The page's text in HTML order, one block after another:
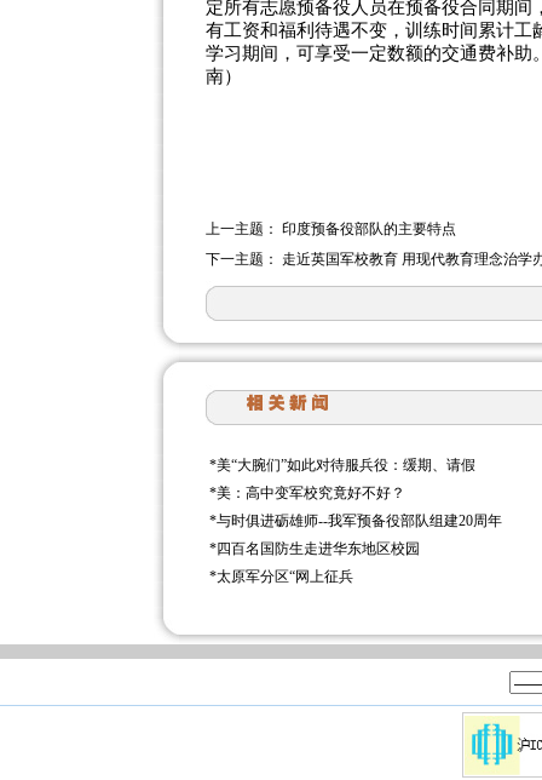
定所有志愿预备役人员在预备役合同期
有工资和福利待遇不变，训练时间累计
学习期间，可享受一定数额的交通费补
南）
上一主题： 印度预备役部队的主要特点
下一主题： 走近英国军校教育 用现代教育理念治学
*美“大腕们”如此对待服兵役：缓期、请假
*美：高中变军校究竟好不好？
*与时俱进砺雄师--我军预备役部队组建20周年
*四百名国防生走进华东地区校园
*太原军分区“网上征兵